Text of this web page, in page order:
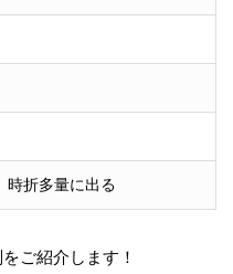
時折多量に出る
ご紹介します！